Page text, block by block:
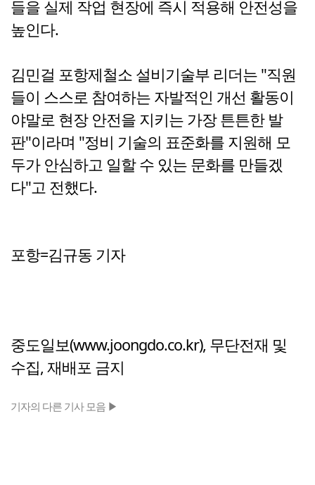
들을 실제 작업 현장에 즉시 적용해 안전성을
높인다.
김민걸 포항제철소 설비기술부 리더는 "직원
들이 스스로 참여하는 자발적인 개선 활동이
야말로 현장 안전을 지키는 가장 튼튼한 발
판"이라며 "정비 기술의 표준화를 지원해 모
두가 안심하고 일할 수 있는 문화를 만들겠
다"고 전했다.
포항=김규동 기자
중도일보(www.joongdo.co.kr), 무단전재 및
수집, 재배포 금지
기자의 다른 기사 모음 ▶